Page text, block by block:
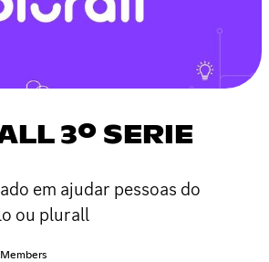
3º SERIE
em ajudar pessoas do
ou plurall